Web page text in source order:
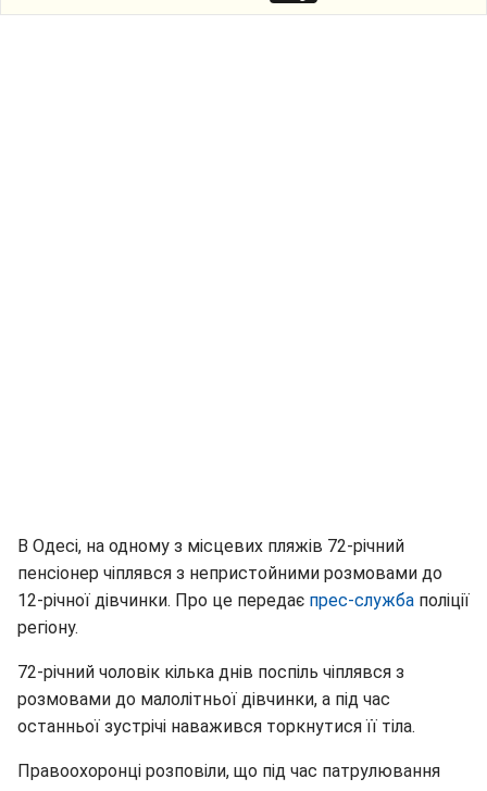
В Одесі, на одному з місцевих пляжів 72-річний
пенсіонер чіплявся з непристойними розмовами до
12-річної дівчинки. Про це передає прес-служба поліції
регіону.
72-річний чоловік кілька днів поспіль чіплявся з
розмовами до малолітньої дівчинки, а під час
останньої зустрічі наважився торкнутися її тіла.
Правоохоронці розповіли, що під час патрулювання